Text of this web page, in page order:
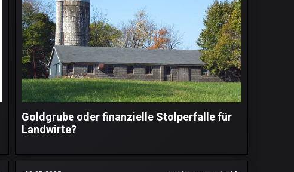
Goldgrube oder finanzielle Stolperfalle für
Landwirte?